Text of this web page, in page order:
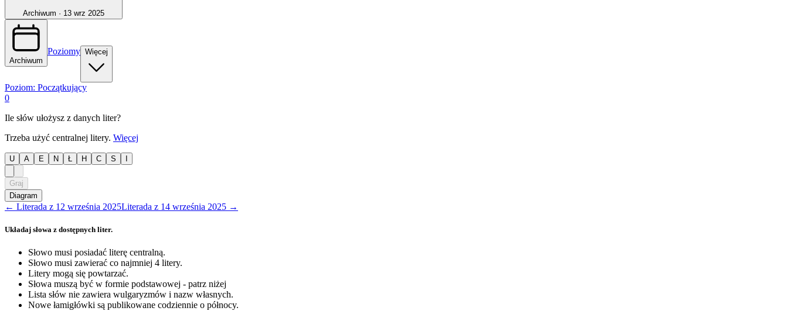
Archiwum · 13 wrz 2025
Archiwum
Poziomy Więcej
Poziom: Początkujący
0
Ile słów ułożysz z danych liter?
Trzeba użyć centralnej litery. Więcej
U A E N Ł H C S
Graj
Diagram
← Literada z 12 września 2025Literada z 14 września 2025 →
Układaj słowa z dostępnych liter.
Słowo musi posiadać literę centralną.
Słowo musi zawierać co najmniej 4 litery.
Litery mogą się powtarzać.
Słowa muszą być w formie podstawowej - patrz niżej
Lista słów nie zawiera wulgaryzmów i nazw własnych.
Nowe łamigłówki są publikowane codziennie o północy.